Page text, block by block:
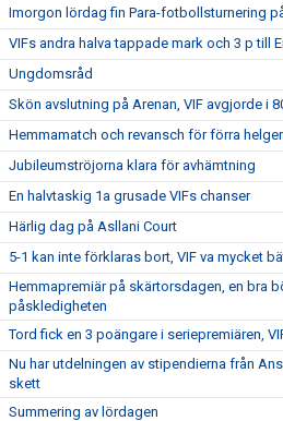
Imorgon lördag fin Para-fotbollsturnering
VIFs andra halva tappade mark och 3 p till
Ungdomsråd
Skön avslutning på Arenan, VIF avgjorde i
Hemmamatch och revansch för förra
Jubileumströjorna klara för avhämtning
En halvtaskig 1a grusade VIFs chanser
Härlig dag på Asllani Court
5-1 kan inte förklaras bort, VIF va mycket
Hemmapremiär på skärtorsdagen, en bra
påskledigheten
Tord fick en 3 poängare i seriepremiären,
Nu har utdelningen av stipendierna från
skett
Summering av lördagen